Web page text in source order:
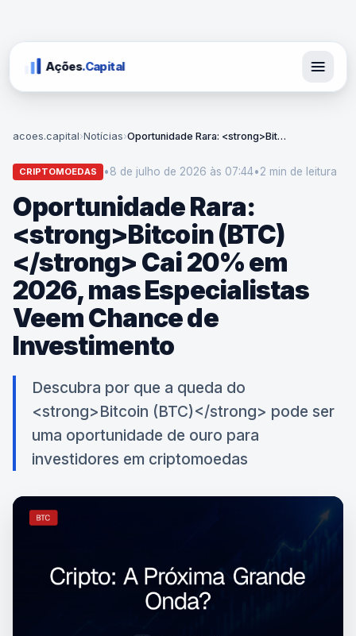
Ações.Capital
acoes.capital›Notícias› Oportunidade Rara: <strong>Bitcoin (BTC)</strong> Cai 20% em 2026, mas Especialistas Veem Chance de Investimento
CRIPTOMOEDAS •8 de julho de 2026 às 07:44•2 min de leitura
Oportunidade Rara:
<strong>Bitcoin (BTC)
</strong> Cai 20% em
2026, mas Especialistas
Veem Chance de
Investimento
Descubra por que a queda do
<strong>Bitcoin (BTC)</strong> pode ser
uma oportunidade de ouro para
investidores em criptomoedas